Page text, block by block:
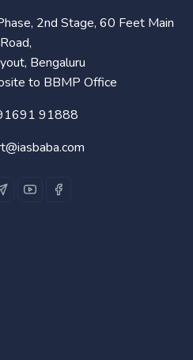
2nd Stage, 60 Feet Main
Road,
Bengaluru
to BBMP Office
91888